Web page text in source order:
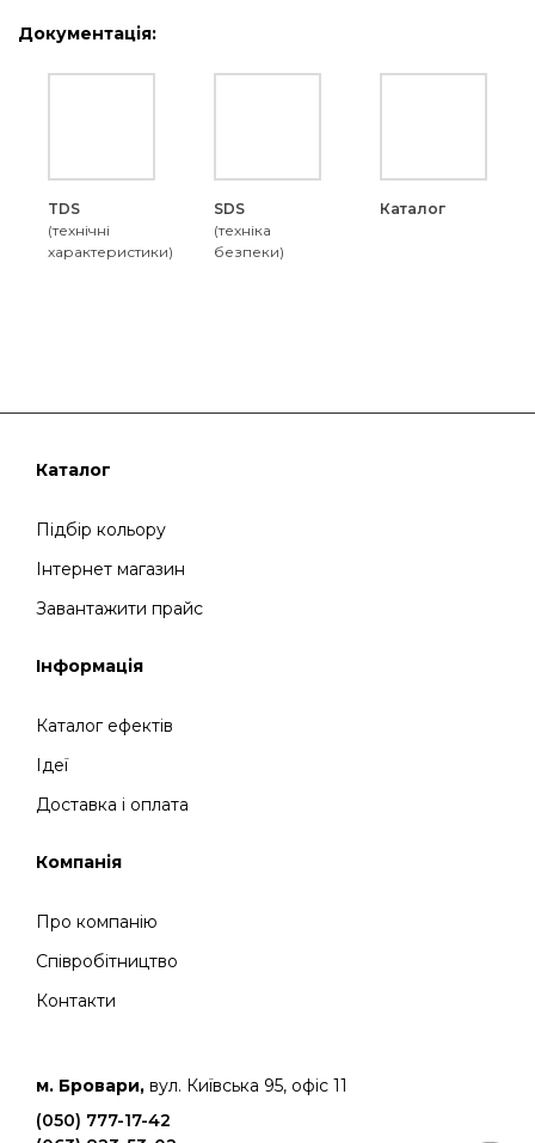
Документація:
TDS
(технічні
характеристики)
SDS
(техніка
безпеки)
Каталог
Каталог
Підбір кольору
Інтернет магазин
Завантажити прайс
Інформація
Каталог ефектів
Ідеї
Доставка і оплата
Компанія
Про компанію
Співробітництво
Контакти
м. Бровари, вул. Київська 95, офіс 11
(050) 777-17-42